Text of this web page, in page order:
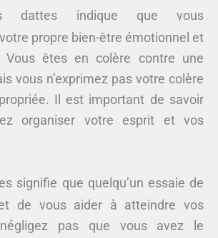
dattes indique que vous
propre bien-être émotionnel et
Vous êtes en colère contre une
vous n’exprimez pas votre colère
Il est important de savoir
organiser votre esprit et vos
signifie que quelqu’un essaie de
de vous aider à atteindre vos
pas que vous avez le